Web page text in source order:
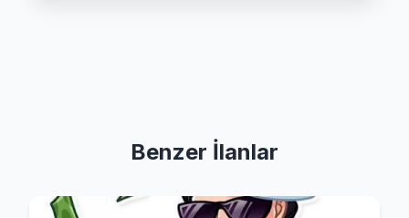
Benzer İlanlar